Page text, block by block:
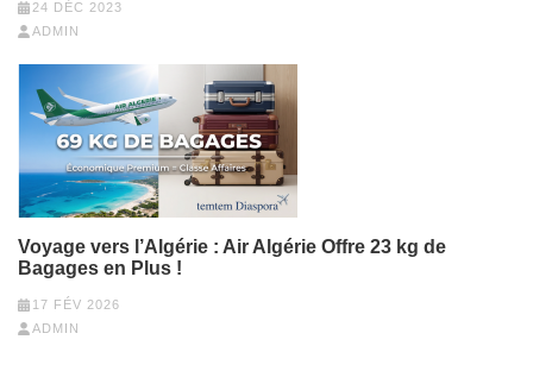
24 DÉC 2023
ADMIN
Voyage vers l’Algérie : Air Algérie Offre 23 kg de
Bagages en Plus !
17 FÉV 2026
ADMIN